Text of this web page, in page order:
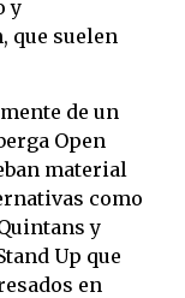
y
que suelen
de un
Open
material
como
y
Up que
en